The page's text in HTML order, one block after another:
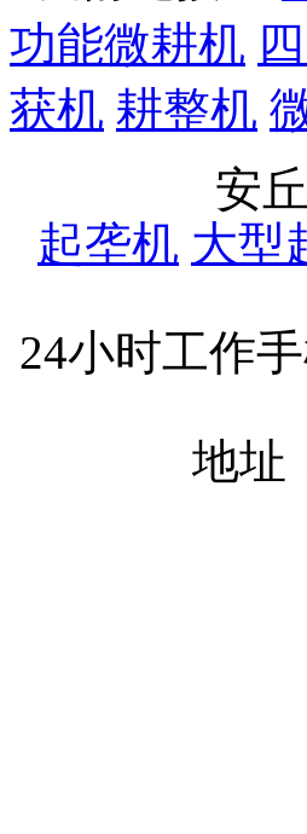
功能微耕机
获机 耕整机
安
起垄机 大型
24小时工作
地址